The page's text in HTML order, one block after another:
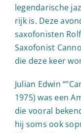
legendarische
rijk is. Deze
saxofonisten
Saxofonist
die deze keer
Julian Edwin
1975) was een
die vooral
hij soms ook